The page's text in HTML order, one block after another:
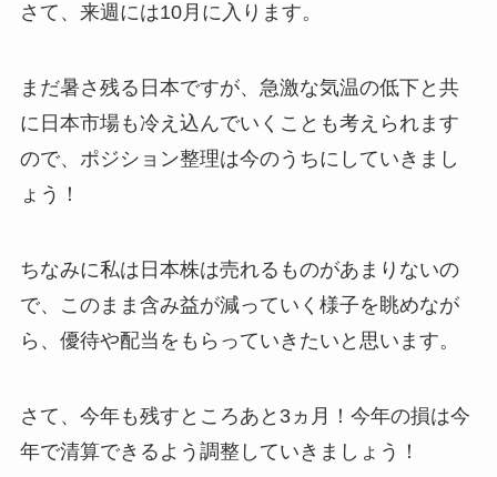
さて、来週には10月に入ります。
まだ暑さ残る日本ですが、急激な気温の低下と共
に日本市場も冷え込んでいくことも考えられます
ので、ポジション整理は今のうちにしていきまし
ょう！
ちなみに私は日本株は売れるものがあまりないの
で、このまま含み益が減っていく様子を眺めなが
ら、優待や配当をもらっていきたいと思います。
さて、今年も残すところあと3ヵ月！今年の損は今
年で清算できるよう調整していきましょう！